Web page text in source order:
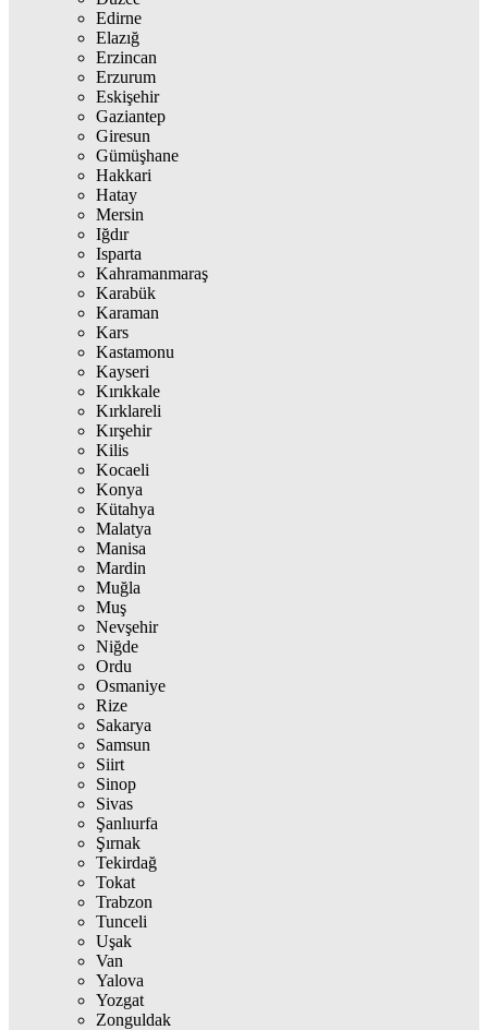
Edirne
Elazığ
Erzincan
Erzurum
Eskişehir
Gaziantep
Giresun
Gümüşhane
Hakkari
Hatay
Mersin
Iğdır
Isparta
Kahramanmaraş
Karabük
Karaman
Kars
Kastamonu
Kayseri
Kırıkkale
Kırklareli
Kırşehir
Kilis
Kocaeli
Konya
Kütahya
Malatya
Manisa
Mardin
Muğla
Muş
Nevşehir
Niğde
Ordu
Osmaniye
Rize
Sakarya
Samsun
Siirt
Sinop
Sivas
Şanlıurfa
Şırnak
Tekirdağ
Tokat
Trabzon
Tunceli
Uşak
Van
Yalova
Yozgat
Zonguldak